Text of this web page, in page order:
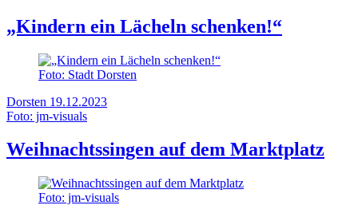
„Kindern ein Lächeln schenken!“
Foto: Stadt Dorsten
Dorsten 19.12.2023
Foto: jm-visuals
Weihnachtssingen auf dem Marktplatz
Foto: jm-visuals